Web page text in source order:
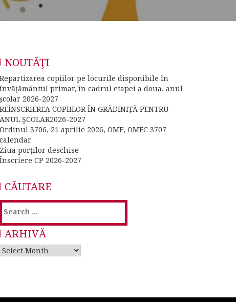
NOUTĂŢI
Repartizarea copiilor pe locurile disponibile în
învățământul primar, în cadrul etapei a doua, anul
școlar 2026-2027
REÎNSCRIEREA COPIILOR ÎN GRĂDINIȚĂ PENTRU
ANUL ŞCOLAR2026-2027
Ordinul 3706, 21 aprilie 2026, OME, OMEC 3707
calendar
Ziua porților deschise
Înscriere CP 2026-2027
CĂUTARE
Search
for:
ARHIVĂ
Arhivă